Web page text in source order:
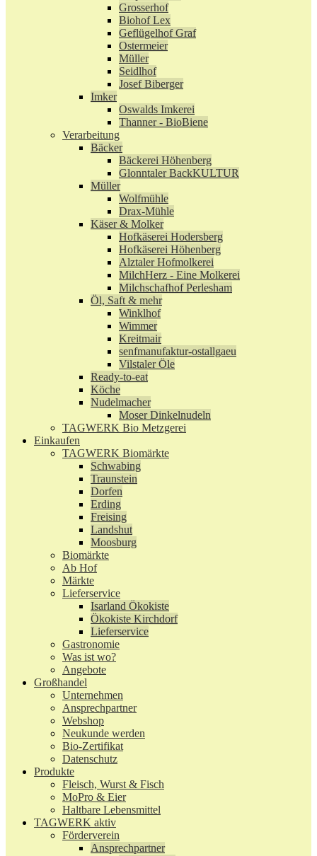
Grosserhof
Biohof Lex
Geflügelhof Graf
Ostermeier
Müller
Seidlhof
Josef Biberger
Imker
Oswalds Imkerei
Thanner - BioBiene
Verarbeitung
Bäcker
Bäckerei Höhenberg
Glonntaler BackKULTUR
Müller
Wolfmühle
Drax-Mühle
Käser & Molker
Hofkäserei Hodersberg
Hofkäserei Höhenberg
Alztaler Hofmolkerei
MilchHerz - Eine Molkerei
Milchschafhof Perlesham
Öl, Saft & mehr
Winklhof
Wimmer
Kreitmair
senfmanufaktur-ostallgaeu
Vilstaler Öle
Ready-to-eat
Köche
Nudelmacher
Moser Dinkelnudeln
TAGWERK Bio Metzgerei
Einkaufen
TAGWERK Biomärkte
Schwabing
Traunstein
Dorfen
Erding
Freising
Landshut
Moosburg
Biomärkte
Ab Hof
Märkte
Lieferservice
Isarland Ökokiste
Ökokiste Kirchdorf
Lieferservice
Gastronomie
Was ist wo?
Angebote
Großhandel
Unternehmen
Ansprechpartner
Webshop
Neukunde werden
Bio-Zertifikat
Datenschutz
Produkte
Fleisch, Wurst & Fisch
MoPro & Eier
Haltbare Lebensmittel
TAGWERK aktiv
Förderverein
Ansprechpartner